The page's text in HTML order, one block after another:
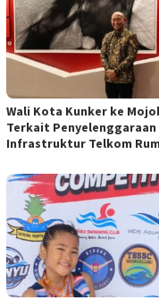
Wali Kota Kunker ke
Terkait Penyelenggaraan
Infrastruktur Telkom